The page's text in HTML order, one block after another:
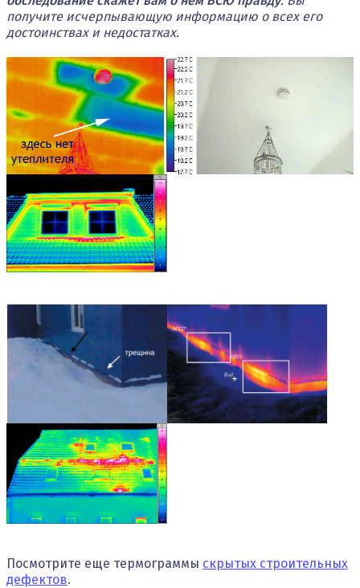
получите исчерпывающую информацию о всех его
достоинствах и недостатках.
Посмотрите еще термограммы скрытых строительных
дефектов.